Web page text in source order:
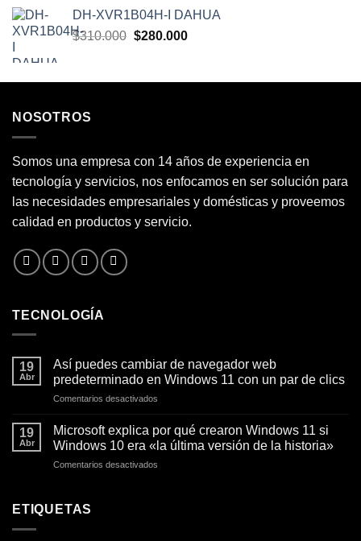
original
era:
actual
es:
DH-XVR1B04H-I DAHUA
$310.000 El
era:
$280.000El
es:
NOSOTROS
Somos una empresa con 14 años de experiencia en
tecnología y servicios, nos enfocamos en ser solución para
las necesidades empresariales y domésticas y proveemos
calidad en productos y servicio.
TECNOLOGÍA
19
Abr
Así puedes cambiar de navegador web
predeterminado en Windows 11 con un par de clics
Comentarios desactivados
cambiar
de
19
Abr
Microsoft explica por qué crearon Windows 11 si
Windows 10 era «la última versión de la historia»
Comentarios desactivados
ETIQUETAS